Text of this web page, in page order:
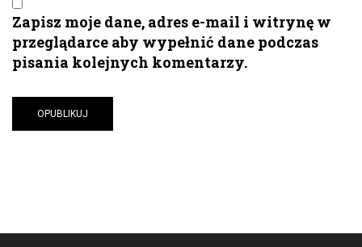
Zapisz moje dane, adres e-mail i witrynę w
przeglądarce aby wypełnić dane podczas
pisania kolejnych komentarzy.